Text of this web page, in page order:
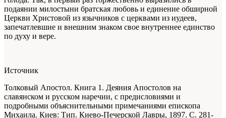
подаянии милостыни братская любовь и единение обширной
Церкви Христовой из язычников с церквами из иудеев,
запечатлевшие и внешним знаком свое внутреннее единство
по духу и вере.
Источник
Толковый Апостол. Книга 1. Деяния Апостолов на
славянском и русском наречии, с предисловиями и
подробными объяснительными примечаниями епископа
Михаила. Киев: Тип. Киево-Печерской Лавры, 1897. С. 281-